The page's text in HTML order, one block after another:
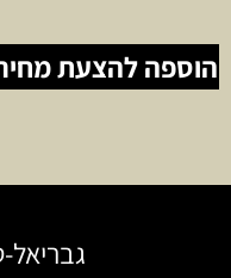
הוספה להצעת